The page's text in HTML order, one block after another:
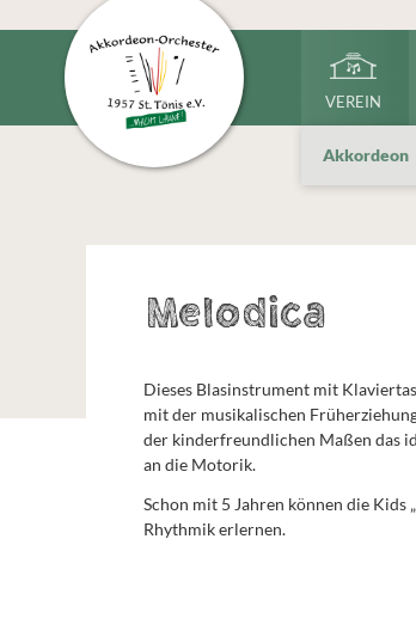
VEREIN
Akkordeon
Melodica
Dieses Blasinstrument mit
mit der musikalischen
der kinderfreundlichen Maßen das
an die Motorik.
Schon mit 5 Jahren können die
Rhythmik erlernen.